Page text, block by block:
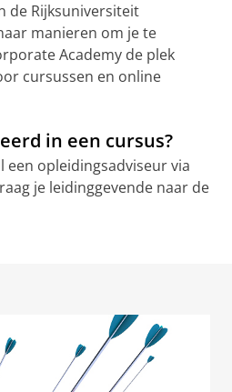
de Rijksuniversiteit
manieren om je te
Academy de plek
cursussen en online
in een cursus?
een opleidingsadviseur via
je leidinggevende naar de